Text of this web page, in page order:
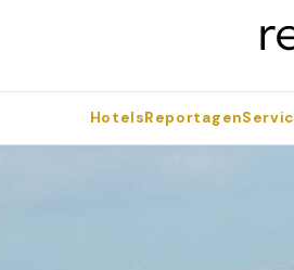
HotelsReportagen